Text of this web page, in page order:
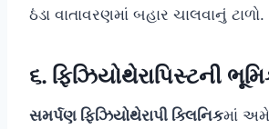
ઠંડા વાતાવરણમાં બહાર ચાલવાનું ટાળો.
૬. ફિઝિયોથેરાપિસ્ટની
સમર્પણ ફિઝિયોથેરાપી ક્લિનિકમાં